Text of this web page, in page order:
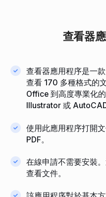
查看器
查看器應用程序是一
查看 170 多種格式的
Office 到高度專業化
Illustrator 或 AutoCAD
使用此應用程序打開
PDF。
在線申請不需要安裝
查看文件。